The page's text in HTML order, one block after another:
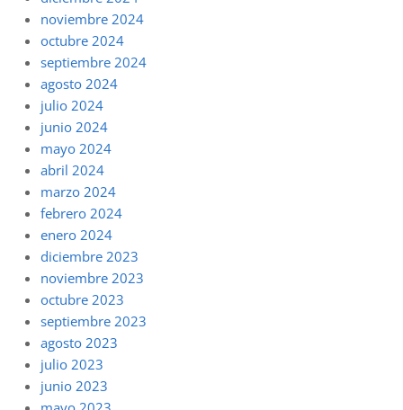
noviembre 2024
octubre 2024
septiembre 2024
agosto 2024
julio 2024
junio 2024
mayo 2024
abril 2024
marzo 2024
febrero 2024
enero 2024
diciembre 2023
noviembre 2023
octubre 2023
septiembre 2023
agosto 2023
julio 2023
junio 2023